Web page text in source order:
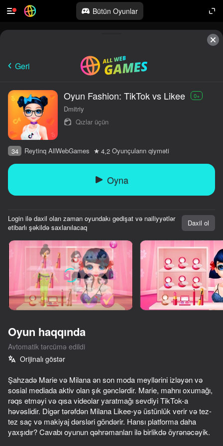
Bütün Oyunlar
Cihazı döndərin
Oyun yalnız üfüqi
rejimdə işləyir
OYNA
Become a Queen
49
I Am Security
39
Fairy Girls Dress Up
54 66
Geri
Oyun Fashion: TikTok vs Likee 0+
Dmitriy
Qızlar üçün
34 Reytinq AllWebGames 4,2 Oyunçuların qiyməti
Oyna
Login ilə daxil olan zaman oyundakı gedişat və nailiyyətlər
etibarlı şəkildə saxlanılacaq
Daxil ol
Oyun haqqında
Avtomatik tərcümə edildi
Orijinalı göstər
Şahzadə Marie və Milana ən son moda meyllərini izləyən və
sosial mediada aktiv olan şık gənclərdir. Marie, mahnı oxumağı,
rəqs etməyi və qısa videolar yaratmağı sevdiyi TikTok-a
həvəslidir. Digər tərəfdən Milana Likee-yə üstünlük verir və tez-
tez saç və makiyaj dərsləri göndərir. Hansı platforma daha
yaxşıdır? Cavabı oyunun qəhrəmanları ilə birlikdə öyrənəcəyik.